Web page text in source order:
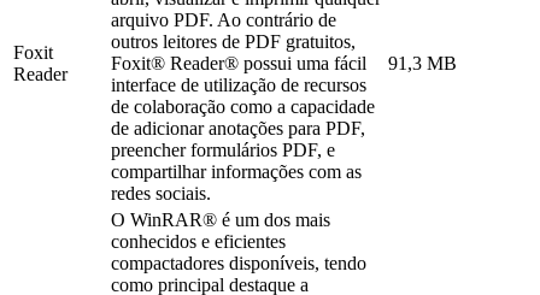
Foxit
Reader
arquivo PDF. Ao contrário de
outros leitores de PDF gratuitos,
Foxit® Reader® possui uma fácil
interface de utilização de recursos
de colaboração como a capacidade
de adicionar anotações para PDF,
preencher formulários PDF, e
compartilhar informações com as
redes sociais.
91,3 MB
O WinRAR® é um dos mais
conhecidos e eficientes
compactadores disponíveis, tendo
como principal destaque a